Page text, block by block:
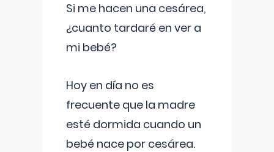
Si me hacen una cesárea,
¿cuanto tardaré en ver a
mi bebé?
Hoy en día no es
frecuente que la madre
esté dormida cuando un
bebé nace por cesárea.